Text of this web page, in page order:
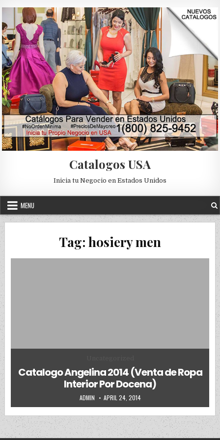
Catalogos USA
Inicia tu Negocio en Estados Unidos
MENU
Tag: hosiery men
Catalogo Angelina 2014 (Venta de Ropa
Interior Por Docena)
AUTHOR:
ADMIN PUBLISHED DATE:
APRIL 24, 2014